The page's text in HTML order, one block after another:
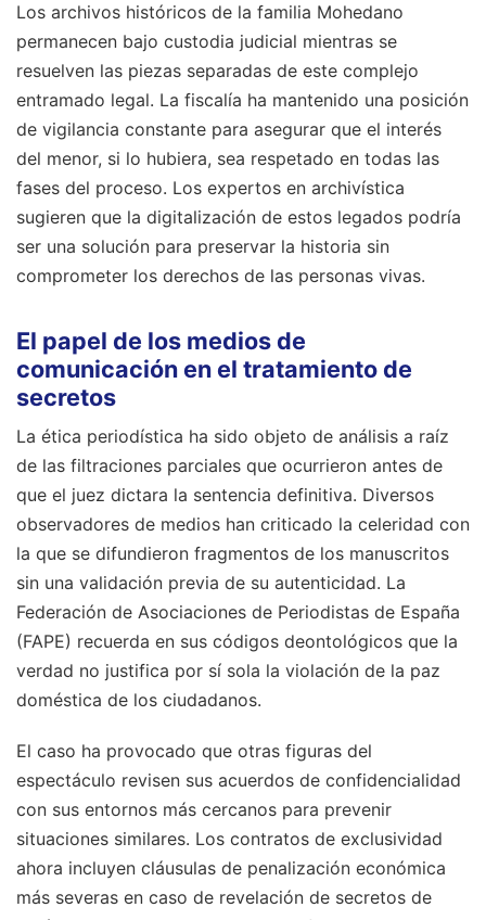
Los archivos históricos de la familia Mohedano
permanecen bajo custodia judicial mientras se
resuelven las piezas separadas de este complejo
entramado legal. La fiscalía ha mantenido una posición
de vigilancia constante para asegurar que el interés
del menor, si lo hubiera, sea respetado en todas las
fases del proceso. Los expertos en archivística
sugieren que la digitalización de estos legados podría
ser una solución para preservar la historia sin
comprometer los derechos de las personas vivas.
El papel de los medios de
comunicación en el tratamiento de
secretos
La ética periodística ha sido objeto de análisis a raíz
de las filtraciones parciales que ocurrieron antes de
que el juez dictara la sentencia definitiva. Diversos
observadores de medios han criticado la celeridad con
la que se difundieron fragmentos de los manuscritos
sin una validación previa de su autenticidad. La
Federación de Asociaciones de Periodistas de España
(FAPE) recuerda en sus códigos deontológicos que la
verdad no justifica por sí sola la violación de la paz
doméstica de los ciudadanos.
El caso ha provocado que otras figuras del
espectáculo revisen sus acuerdos de confidencialidad
con sus entornos más cercanos para prevenir
situaciones similares. Los contratos de exclusividad
ahora incluyen cláusulas de penalización económica
más severas en caso de revelación de secretos de